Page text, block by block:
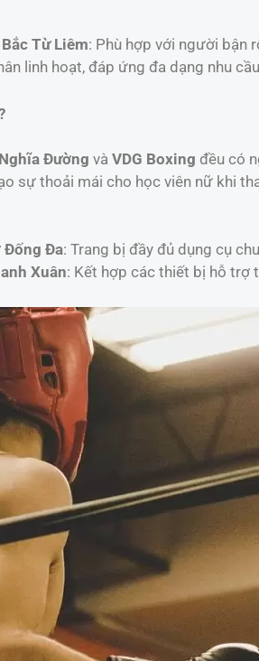
Từ Liêm: Phù hợp với người bận
linh hoạt, đáp ứng đa dạng nhu
Đường và VDG Boxing đều có
sự thoải mái cho học viên nữ khi
Đống Đa: Trang bị đầy đủ dụng cụ
Xuân: Kết hợp các thiết bị hỗ trợ